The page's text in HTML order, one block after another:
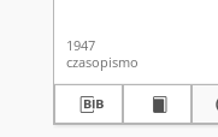
1947
czasopismo